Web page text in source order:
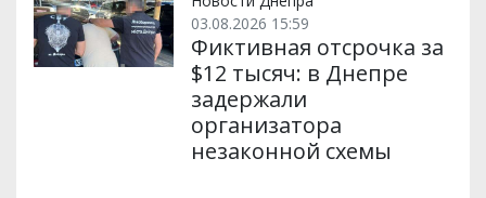
03.08.2026 15:59
Фиктивная отсрочка за
$12 тысяч: в Днепре
задержали
организатора
незаконной схемы